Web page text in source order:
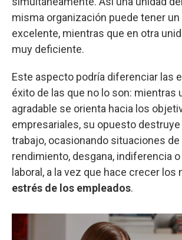
misma organización puede tener un
excelente, mientras que en otra
muy deficiente.
Este aspecto podría diferenciar las
éxito de las que no lo son: mientras
agradable se orienta hacia los
empresariales, su opuesto
trabajo, ocasionando situaciones
rendimiento, desgana, indiferencia
laboral, a la vez que hace crecer los
estrés de los empleados.